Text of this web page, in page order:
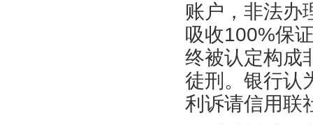
账户，非法办
吸收100%保
终被认定构成
徒刑。银行认
利诉请信用联